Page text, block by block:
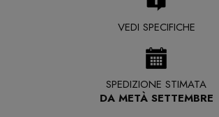
VEDI SPECIFICHE
SPEDIZIONE STIMATA
DA METÀ SETTEMBRE